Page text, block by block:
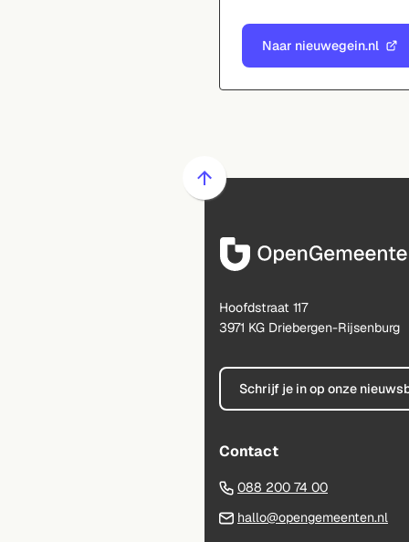
Naar nieuwegein.nl
(Verwijst
een
Scroll
boven
naar
begin
van
paginainhoud
Hoofdstraat 117
3971 KG Driebergen-Rijsenburg
Schrijf je in op onze
Contact
088 200 74 00(Verwijst
naar
hallo@opengemeenten.nl